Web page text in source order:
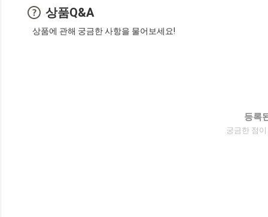
상품Q&A
상품에 관해 궁금한 사항을 물어보세요!
등록
궁금한 점